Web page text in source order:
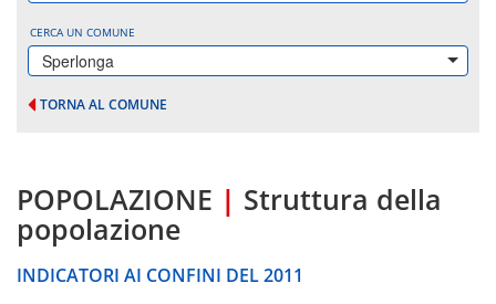
CERCA UN COMUNE
Sperlonga
TORNA AL COMUNE
POPOLAZIONE | Struttura della
popolazione
INDICATORI AI CONFINI DEL 2011